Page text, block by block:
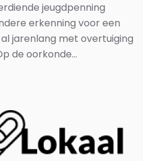
jeugdpenning
erkenning voor een
jarenlang met overtuiging
de oorkonde...